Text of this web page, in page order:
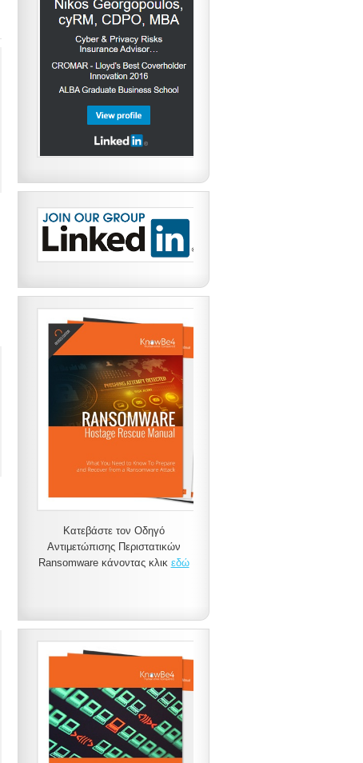
Κατεβάστε τον Οδηγό
Αντιμετώπισης Περιστατικών
Ransomware κάνοντας κλικ εδώ